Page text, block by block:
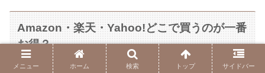
Amazon・楽天・Yahoo!どこで買うのが一番
お得？
メニュー ホーム 検索 トップ サイドバー